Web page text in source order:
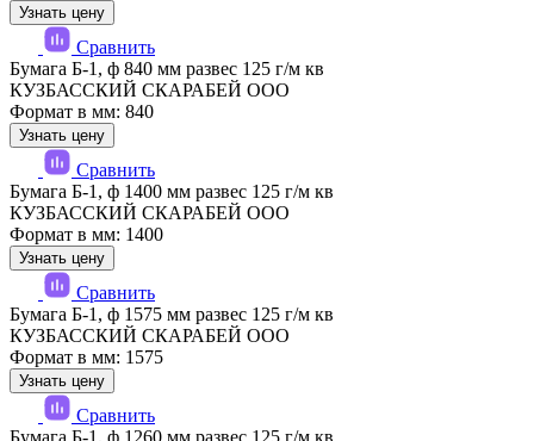
Узнать цену
Сравнить
Бумага Б-1, ф 840 мм развес 125 г/м кв
КУЗБАССКИЙ СКАРАБЕЙ ООО
Формат в мм: 840
Узнать цену
Сравнить
Бумага Б-1, ф 1400 мм развес 125 г/м кв
КУЗБАССКИЙ СКАРАБЕЙ ООО
Формат в мм: 1400
Узнать цену
Сравнить
Бумага Б-1, ф 1575 мм развес 125 г/м кв
КУЗБАССКИЙ СКАРАБЕЙ ООО
Формат в мм: 1575
Узнать цену
Сравнить
Бумага Б-1, ф 1260 мм развес 125 г/м кв